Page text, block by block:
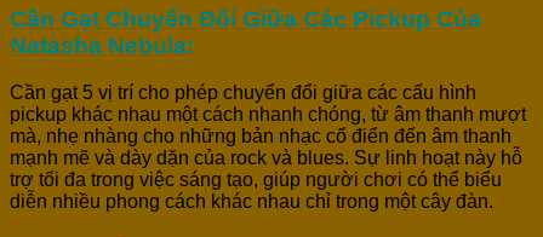
Cần Gạt Chuyển Đổi Giữa Các Pickup Của
Natasha Nebula:
Cần gạt 5 vị trí cho phép chuyển đổi giữa các cấu hình
pickup khác nhau một cách nhanh chóng, từ âm thanh mượt
mà, nhẹ nhàng cho những bản nhạc cổ điển đến âm thanh
mạnh mẽ và dày dặn của rock và blues. Sự linh hoạt này hỗ
trợ tối đa trong việc sáng tạo, giúp người chơi có thể biểu
diễn nhiều phong cách khác nhau chỉ trong một cây đàn.